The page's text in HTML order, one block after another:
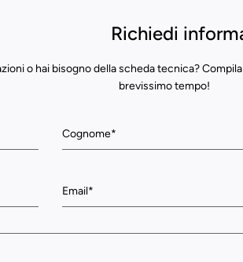
Richiedi
o hai bisogno della scheda tecnica?
brevissimo tempo!